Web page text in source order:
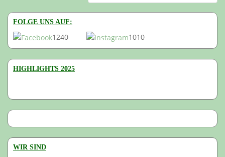
FOLGE UNS AUF:
1240 1010
HIGHLIGHTS 2025
WIR SIND